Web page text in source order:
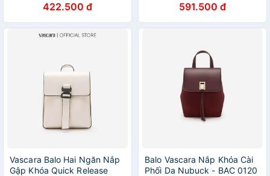
422.500 đ 591.500 đ
Vascara Balo Hai Ngăn Nắp
Gập Khóa Quick Release
Balo Vascara Nắp Khóa Cài
Phối Da Nubuck - BAC 0120